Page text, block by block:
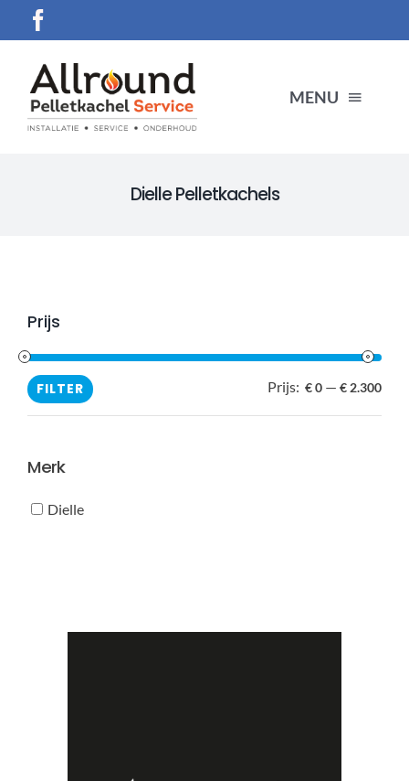
naar
inhoud
MENU
CONTACT
Dielle Pelletkachels
Prijs
Min.
prijs
prijs
FILTER Prijs: € 0 — € 2.300
Merk
Dielle